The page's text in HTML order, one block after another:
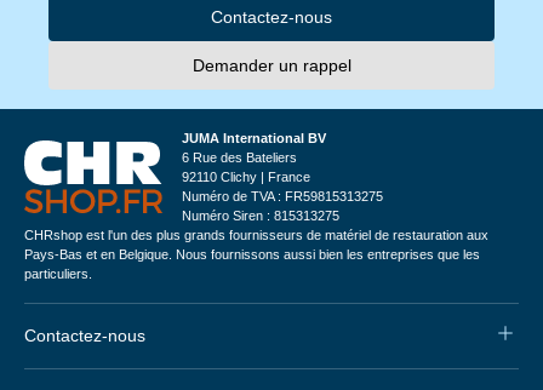
Contactez-nous
Demander un rappel
JUMA International BV
6 Rue des Bateliers
92110 Clichy | France
Numéro de TVA : FR59815313275
Numéro Siren : 815313275
CHRshop est l'un des plus grands fournisseurs de matériel de restauration aux
Pays-Bas et en Belgique. Nous fournissons aussi bien les entreprises que les
particuliers.
Contactez-nous